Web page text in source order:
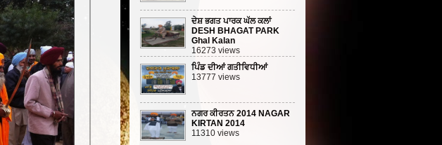
ਦੇਸ਼ ਭਗਤ ਪਾਰਕ ਘੱਲ ਕਲਾਂ
DESH BHAGAT PARK
Ghal Kalan
16273 views
ਪਿੰਡ ਦੀਆਂ ਗਤੀਵਿਧੀਆਂ
13777 views
ਨਗਰ ਕੀਰਤਨ 2014 NAGAR
KIRTAN 2014
11310 views